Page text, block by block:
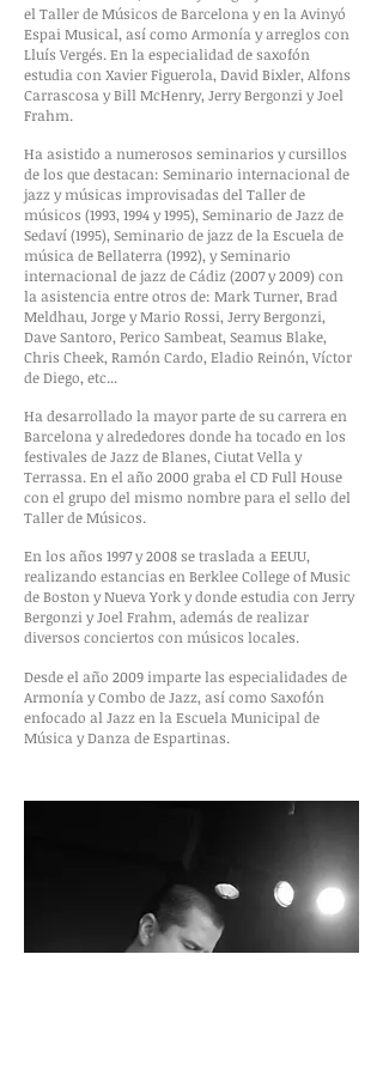
el Taller de Músicos de Barcelona y en la Avinyó
Espai Musical, así como Armonía y arreglos con
Lluís Vergés. En la especialidad de saxofón
estudia con Xavier Figuerola, David Bixler, Alfons
Carrascosa y Bill McHenry, Jerry Bergonzi y Joel
Frahm.
Ha asistido a numerosos seminarios y cursillos
de los que destacan: Seminario internacional de
jazz y músicas improvisadas del Taller de
músicos (1993, 1994 y 1995), Seminario de Jazz de
Sedaví (1995), Seminario de jazz de la Escuela de
música de Bellaterra (1992), y Seminario
internacional de jazz de Cádiz (2007 y 2009) con
la asistencia entre otros de: Mark Turner, Brad
Meldhau, Jorge y Mario Rossi, Jerry Bergonzi,
Dave Santoro, Perico Sambeat, Seamus Blake,
Chris Cheek, Ramón Cardo, Eladio Reinón, Víctor
de Diego, etc...
Ha desarrollado la mayor parte de su carrera en
Barcelona y alrededores donde ha tocado en los
festivales de Jazz de Blanes, Ciutat Vella y
Terrassa. En el año 2000 graba el CD Full House
con el grupo del mismo nombre para el sello del
Taller de Músicos.
En los años 1997 y 2008 se traslada a EEUU,
realizando estancias en Berklee College of Music
de Boston y Nueva York y donde estudia con Jerry
Bergonzi y Joel Frahm, además de realizar
diversos conciertos con músicos locales.
Desde el año 2009 imparte las especialidades de
Armonía y Combo de Jazz, así como Saxofón
enfocado al Jazz en la Escuela Municipal de
Música y Danza de Espartinas.